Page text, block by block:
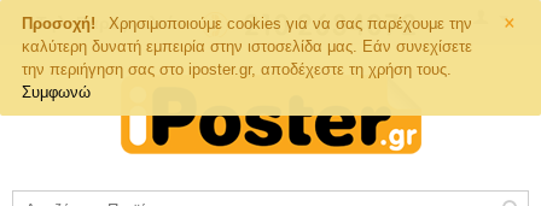
×
Προσοχή!
Χρησιμοποιούμε cookies για να σας παρέχουμε την
καλύτερη δυνατή εμπειρία στην ιστοσελίδα μας. Εάν συνεχίσετε
την περιήγηση σας στο iposter.gr, αποδέχεστε τη χρήση τους.
Συμφωνώ
Τηλ. Παραγγελιών